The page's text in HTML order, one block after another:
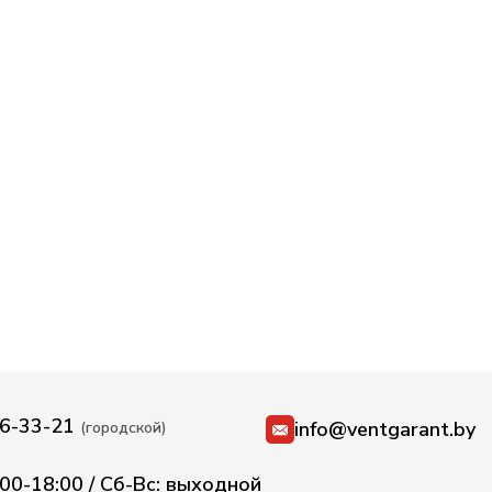
33-21 (городской) info@ventgarant.by
18:00 / Сб-Вс: выходной